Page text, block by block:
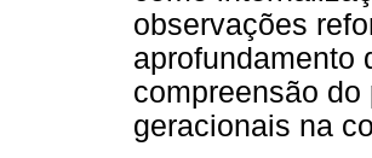
observações
aprofundamento
compreensão
geracionais na